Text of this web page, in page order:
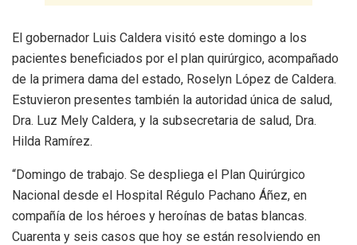
El gobernador Luis Caldera visitó este domingo a los
pacientes beneficiados por el plan quirúrgico, acompañado
de la primera dama del estado, Roselyn López de Caldera.
Estuvieron presentes también la autoridad única de salud,
Dra. Luz Mely Caldera, y la subsecretaria de salud, Dra.
Hilda Ramírez.
“Domingo de trabajo. Se despliega el Plan Quirúrgico
Nacional desde el Hospital Régulo Pachano Áñez, en
compañía de los héroes y heroínas de batas blancas.
Cuarenta y seis casos que hoy se están resolviendo en